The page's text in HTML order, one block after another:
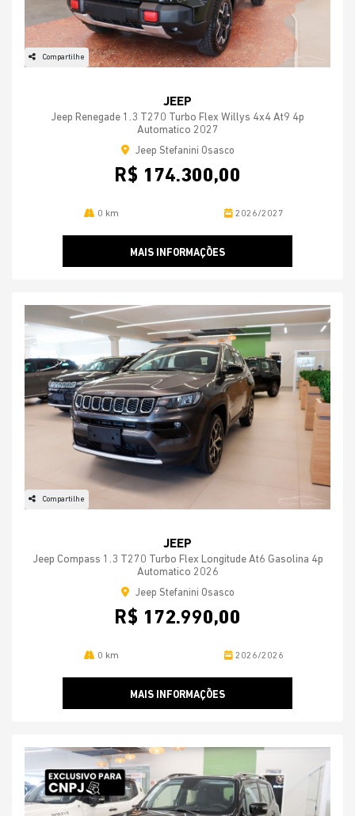
Compartilhe
JEEP
Jeep Renegade 1.3 T270 Turbo Flex Willys 4x4 At9 4p
Automatico 2027
Jeep Stefanini Osasco
R$ 174.300,00
0 km 2026/2027
MAIS INFORMAÇÕES
Compartilhe
JEEP
Jeep Compass 1.3 T270 Turbo Flex Longitude At6 Gasolina 4p
Automatico 2026
Jeep Stefanini Osasco
R$ 172.990,00
0 km 2026/2026
MAIS INFORMAÇÕES